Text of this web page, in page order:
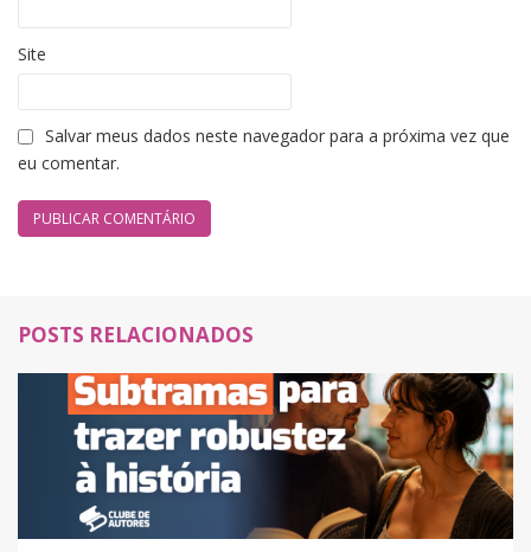
Site
Salvar meus dados neste navegador para a próxima vez que
eu comentar.
POSTS RELACIONADOS